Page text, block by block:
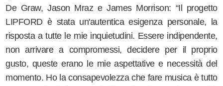
De Graw, Jason Mraz e James Morrison: “Il progetto
LIPFORD è stata un'autentica esigenza personale, la
risposta a tutte le mie inquietudini. Essere indipendente,
non arrivare a compromessi, decidere per il proprio
gusto, queste erano le mie aspettative e necessità del
momento. Ho la consapevolezza che fare musica è tutto